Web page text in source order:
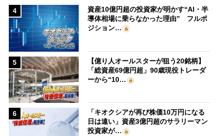
4
資産10億円超の投資家が明かす“AI・半
導体相場に乗らなかった理由” フルポ
ジション…
5
【億り人オールスターが狙う20銘柄】
「総資産69億円超」90歳現役トレーダ
ーから“10…
6
「キオクシアが再び株価10万円になる
日は遠い」資産3億円超のサラリーマン
投資家が…